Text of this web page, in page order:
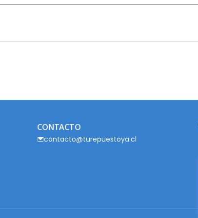
CONTACTO
contacto@turepuestoya.cl